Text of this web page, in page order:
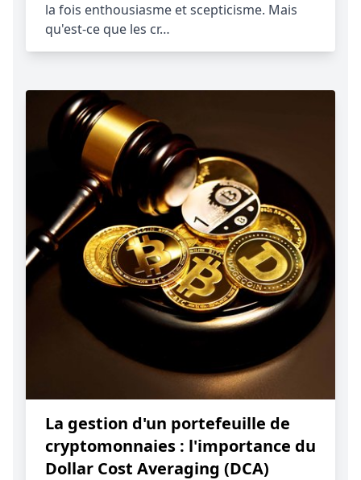
la fois enthousiasme et scepticisme. Mais
qu'est-ce que les cr…
La gestion d'un portefeuille de
cryptomonnaies : l'importance du
Dollar Cost Averaging (DCA)